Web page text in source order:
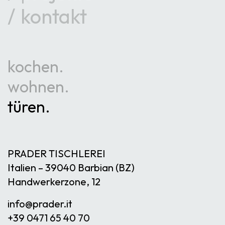
kontakt
kochen
wohnen
türen
PRADER TISCHLEREI
Italien – 39040 Barbian (BZ)
Handwerkerzone, 12
info@prader.it
+39 0471 65 40 70